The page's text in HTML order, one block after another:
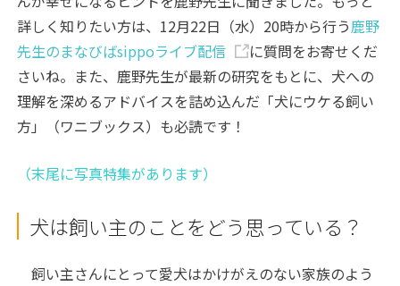
詳しく知りたい方は、12月22日（水）20時から行う鹿野
先生のまなびばsippoライブ配信
に質問をお寄せくだ
さいね。また、鹿野先生が最新の研究をもとに、犬への
理解を深めるアドバイスを詰め込んだ「犬にウケる飼い
方」（ワニブックス）も必読です！
（末尾に写真特集があります）
犬は飼い主のことをどう思っている？
飼い主さんにとって愛犬はかけがえのない家族のよう